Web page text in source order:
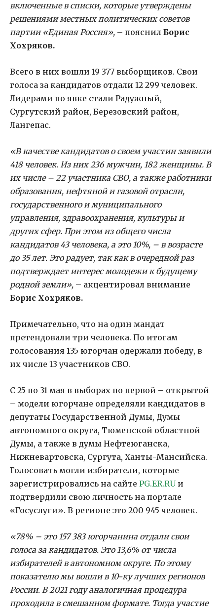
включенные в списки, которые утверждены
решениями местных политических советов
партии «Единая Россия», – пояснил Борис
Хохряков.
Всего в них вошли 19 377 выборщиков. Свои
голоса за кандидатов отдали 12 299 человек.
Лидерами по явке стали Радужный,
Сургутский район, Березовский район,
Лангепас.
«В качестве кандидатов о своем участии заявили
418 человек. Из них 236 мужчин, 182 женщины. В
их числе – 22 участника СВО, а также работники
образования, нефтяной и газовой отрасли,
государственного и муниципального
управления, здравоохранения, культуры и
других сфер. При этом из общего числа
кандидатов 43 человека, а это 10%, – в возрасте
до 35 лет. Это радует, так как в очередной раз
подтверждает интерес молодежи к будущему
родной земли», – акцентировал внимание
Борис Хохряков.
Примечательно, что на один мандат
претендовали три человека. По итогам
голосования 135 югорчан одержали победу, в
их числе 13 участников СВО.
С 25 по 31 мая в выборах по первой – открытой
– модели югорчане определяли кандидатов в
депутаты Государственной Думы, Думы
автономного округа, Тюменской областной
Думы, а также в думы Нефтеюганска,
Нижневартовска, Сургута, Ханты-Мансийска.
Голосовать могли избиратели, которые
зарегистрировались на сайте PG.ER.RUи
подтвердили свою личность на портале
«Госуслуги». В регионе это 200 945 человек.
«78% – это 157 383 югорчанина отдали свои
голоса за кандидатов. Это 13,6% от числа
избирателей в автономном округе. По этому
показателю мы вошли в 10-ку лучших регионов
России. В 2021 году аналогичная процедура
проходила в смешанном формате. Тогда участие